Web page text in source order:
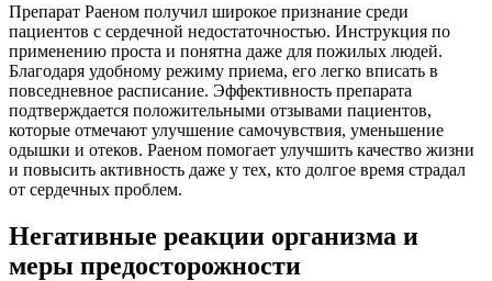
Препарат Раеном получил широкое признание среди
пациентов с сердечной недостаточностью. Инструкция по
применению проста и понятна даже для пожилых людей.
Благодаря удобному режиму приема, его легко вписать в
повседневное расписание. Эффективность препарата
подтверждается положительными отзывами пациентов,
которые отмечают улучшение самочувствия, уменьшение
одышки и отеков. Раеном помогает улучшить качество жизни
и повысить активность даже у тех, кто долгое время страдал
от сердечных проблем.
Негативные реакции организма и
меры предосторожности